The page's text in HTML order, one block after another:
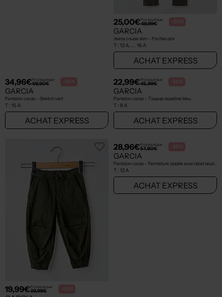
T :9 A, ... 12 A
ACHAT EXPRESS
15,00€
ACHAT EXPRESS